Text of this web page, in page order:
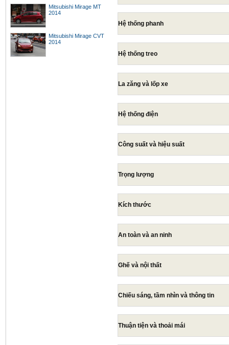
Mitsubishi Mirage MT
2014
Mitsubishi Mirage CVT
2014
Hệ thống phanh
Hệ thống treo
La zăng và lốp xe
Hệ thống điện
Công suất và hiệu suất
Trọng lượng
Kích thước
An toàn và an ninh
Ghế và nội thất
Chiếu sáng, tầm nhìn và thông tin
Thuận tiện và thoải mái